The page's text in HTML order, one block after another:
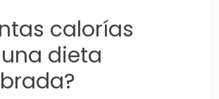
calorías
dieta